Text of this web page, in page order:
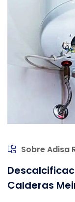
Sobre Adisa
Calderas